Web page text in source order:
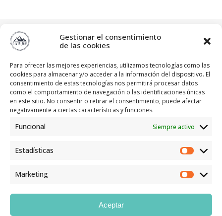
Gestionar el consentimiento
de las cookies
Para ofrecer las mejores experiencias, utilizamos tecnologías como las
cookies para almacenar y/o acceder a la información del dispositivo. El
consentimiento de estas tecnologías nos permitirá procesar datos
como el comportamiento de navegación o las identificaciones únicas
en este sitio. No consentir o retirar el consentimiento, puede afectar
negativamente a ciertas características y funciones.
Funcional Siempre activo
Estadísticas
Marketing
Aceptar
diviajar
"Siempre hay algo nuevo que descubrir"Blog ⬇️⬇️
Seguir en Instagram